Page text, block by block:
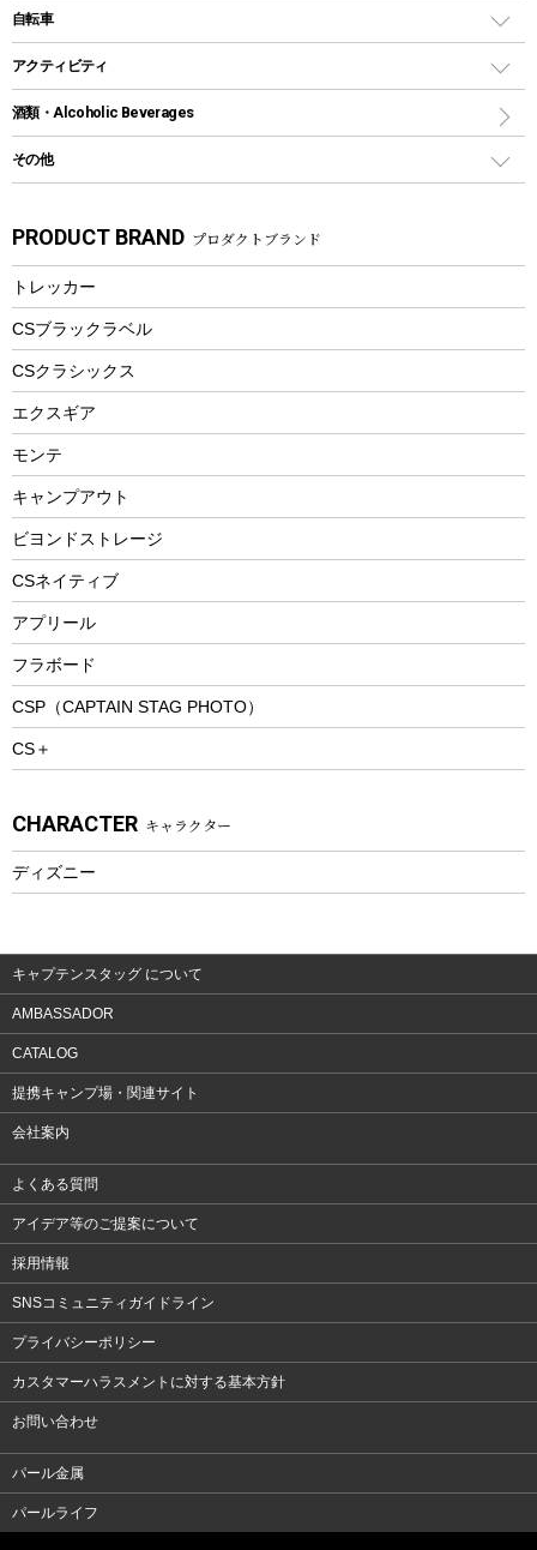
グランドシート
ガイドロープ
ツール
焚き火台&ストーブ
火起こし
バーベキューツール
クッキングツール
ナイフ
カトラリー
マグカップ、カップ
ステンレスボトル
フードボトル
トレー
ランチョンマット
ランチボックス
ディズニーボトル
保冷剤
リュック、バックパック
トートバッグ、サコッシュ
ショッピングキャリー
その他アウトドア雑貨
スプレー関係
ツール、他
インフレータブル
カヤック
パドル
ヘルメット
エアーポンプ
アクセサリー
自転車
折りたたみ自転車
スポーツサイクル
シティサイクル
自転車ウェア
アクティビティ
マリン
ラッシュガード
パラソル
フローティングベスト
ヘルメット
エアーポンプ
ビーチテント
ウィンター
スノーシュー
防寒ウェア
トレッキング
トレッキングアクセサリー
プレイグッズ
ウェルネス
ウェア、タオル
ウェア
酒類・Alcoholic Beverages
その他
湯たんぽ
防災用品
PRODUCT BRAND プロダクトブランド
トレッカー
CSブラックラベル
CSクラシックス
エクスギア
モンテ
キャンプアウト
ビヨンドストレージ
CSネイティブ
アプリール
フラボード
CSP（CAPTAIN STAG PHOTO）
CS＋
CHARACTER キャラクター
ディズニー
キャプテンスタッグ について
AMBASSADOR
CATALOG
提携キャンプ場・関連サイト
会社案内
よくある質問
アイデア等のご提案について
採用情報
SNSコミュニティガイドライン
プライバシーポリシー
カスタマーハラスメントに対する基本方針
お問い合わせ
パール金属
パールライフ